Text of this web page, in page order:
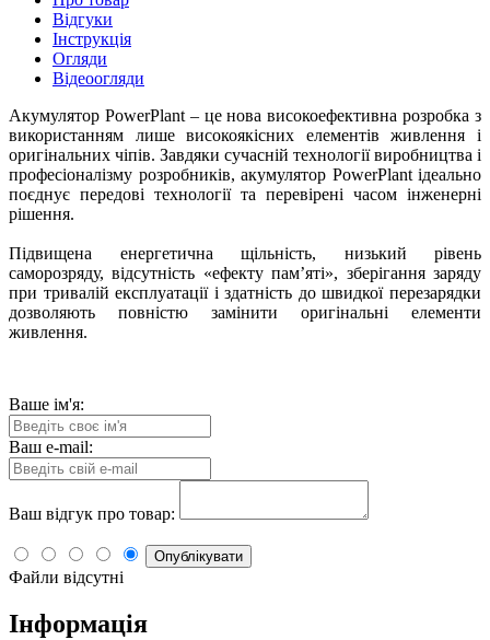
Відгуки
Інструкція
Огляди
Відеоогляди
Акумулятор PowerPlant – це нова високоефективна розробка з
використанням лише високоякісних елементів живлення і
оригінальних чіпів. Завдяки сучасній технології виробництва і
професіоналізму розробників, акумулятор PowerPlant ідеально
поєднує передові технології та перевірені часом інженерні
рішення.
Підвищена енергетична щільність, низький рівень
саморозряду, відсутність «ефекту пам’яті», зберігання заряду
при тривалій експлуатації і здатність до швидкої перезарядки
дозволяють повністю замінити оригінальні елементи
живлення.
Ваше ім'я:
Ваш e-mail:
Ваш відгук про товар:
Опублікувати
Файли відсутні
Інформація